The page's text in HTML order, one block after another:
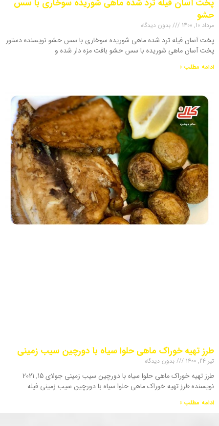
پخت آسان فیله ترد شده ماهی شوریده سوخاری با سس
حشو
مرداد 10, 1400 بدون دیدگاه
پخت آسان فیله ترد شده ماهی شوریده سوخاری با سس حشو نویسنده دستور
پخت آسان ماهی شوریده با سس حشو بافت مزه دار شده و
ادامه مطلب »
طرز تهیه خوراک ماهی حلوا سیاه با دورچین سیب زمینی
تیر 24, 1400 بدون دیدگاه
طرز تهیه خوراک ماهی حلوا سیاه با دورچین سیب زمینی جولای 15, 2021
نویسنده طرز تهیه خوراک ماهی حلوا سیاه با دورچین سیب زمینی فیله
ادامه مطلب »